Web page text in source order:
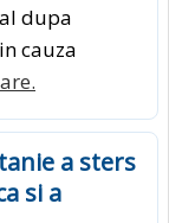
dupa
cauza
a sters
si a